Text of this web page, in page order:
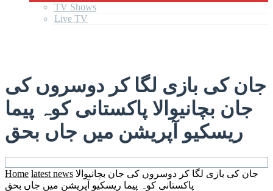
TV Shows
Live TV
جان کی بازی لگا کر دوسروں کی
جان بچانیوالا پاکستانی کوہ پیما
ریسکیو آپریشن میں جاں بحق
Home latest news جان کی بازی لگا کر دوسروں کی جان بچانیوالا
پاکستانی کوہ پیما ریسکیو آپریشن میں جاں بحق